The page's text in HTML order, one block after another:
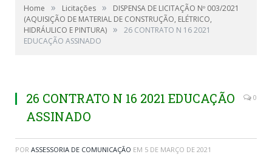
Home » Licitações »
DISPENSA DE LICITAÇÃO Nº 003/2021
(AQUISIÇÃO DE MATERIAL DE CONSTRUÇÃO, ELÉTRICO,
HIDRÁULICO E PINTURA) »
26 CONTRATO N 16 2021
EDUCAÇÃO ASSINADO
26 CONTRATO N 16 2021 EDUCAÇÃO
ASSINADO
0
POR ASSESSORIA DE COMUNICAÇÃO EM 5 DE MARÇO DE 2021